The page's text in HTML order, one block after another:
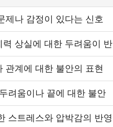
제나 감정이 있다는 신호
상실에 대한 두려움이
관계에 대한 불안의 표현
려움이나 끝에 대한 불안
스트레스와 압박감의 반영